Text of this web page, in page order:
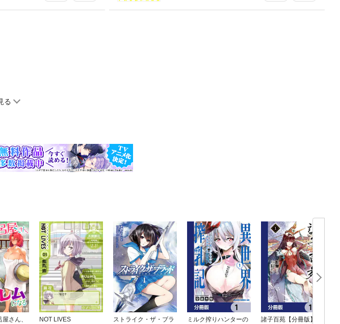
る
さん、
NOT LIVES
ストライク・ザ・ブラ
ミルク搾りハンターの
諸子百苑【分冊版】